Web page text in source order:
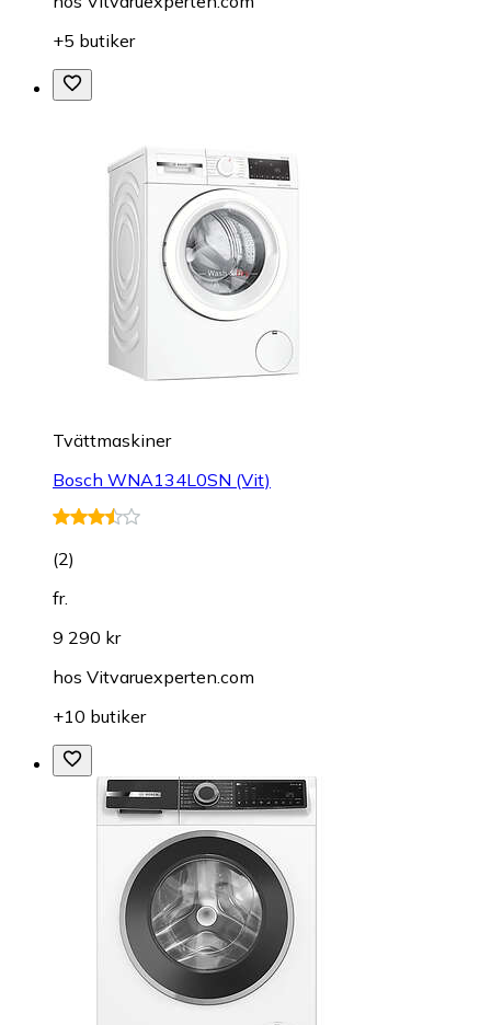
+5 butiker
Tvättmaskiner
Bosch WNA134L0SN (Vit)
(2)
fr.
9 290 kr
hos Vitvaruexperten.com
+10 butiker